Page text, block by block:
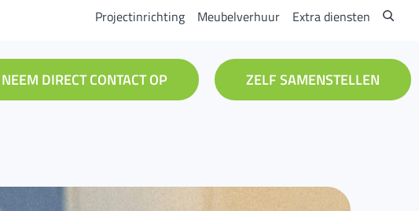
Projectinrichting Meubelverhuur Extra diensten
NEEM DIRECT CONTACT OP ZELF SAMENSTELLEN